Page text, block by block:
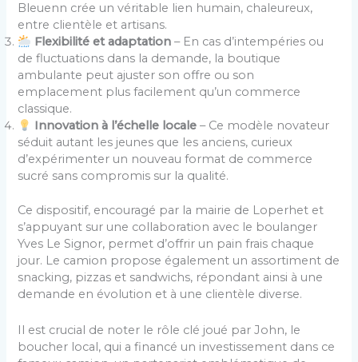
Bleuenn crée un véritable lien humain, chaleureux,
entre clientèle et artisans.
Flexibilité et adaptation – En cas d’intempéries ou
de fluctuations dans la demande, la boutique
ambulante peut ajuster son offre ou son
emplacement plus facilement qu’un commerce
classique.
Innovation à l’échelle locale – Ce modèle novateur
séduit autant les jeunes que les anciens, curieux
d’expérimenter un nouveau format de commerce
sucré sans compromis sur la qualité.
Ce dispositif, encouragé par la mairie de Loperhet et
s’appuyant sur une collaboration avec le boulanger
Yves Le Signor, permet d’offrir un pain frais chaque
jour. Le camion propose également un assortiment de
snacking, pizzas et sandwichs, répondant ainsi à une
demande en évolution et à une clientèle diverse.
Il est crucial de noter le rôle clé joué par John, le
boucher local, qui a financé un investissement dans ce